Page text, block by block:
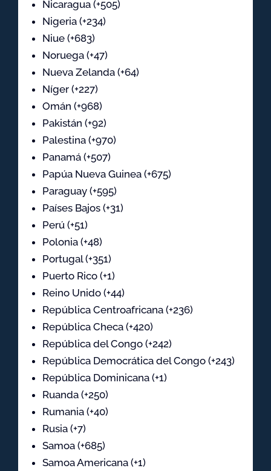
Nicaragua (+505)
Nigeria (+234)
Niue (+683)
Noruega (+47)
Nueva Zelanda (+64)
Níger (+227)
Omán (+968)
Pakistán (+92)
Palestina (+970)
Panamá (+507)
Papúa Nueva Guinea (+675)
Paraguay (+595)
Países Bajos (+31)
Perú (+51)
Polonia (+48)
Portugal (+351)
Puerto Rico (+1)
Reino Unido (+44)
República Centroafricana (+236)
República Checa (+420)
República del Congo (+242)
República Democrática del Congo (+243)
República Dominicana (+1)
Ruanda (+250)
Rumania (+40)
Rusia (+7)
Samoa (+685)
Samoa Americana (+1)